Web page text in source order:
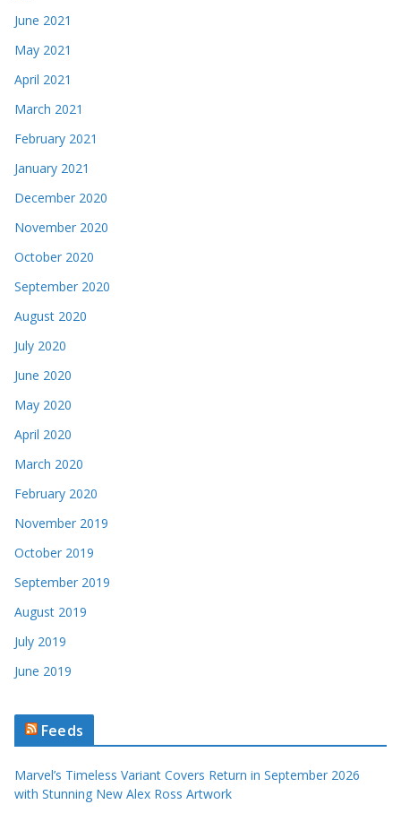
June 2021
May 2021
April 2021
March 2021
February 2021
January 2021
December 2020
November 2020
October 2020
September 2020
August 2020
July 2020
June 2020
May 2020
April 2020
March 2020
February 2020
November 2019
October 2019
September 2019
August 2019
July 2019
June 2019
Feeds
Marvel’s Timeless Variant Covers Return in September 2026
with Stunning New Alex Ross Artwork